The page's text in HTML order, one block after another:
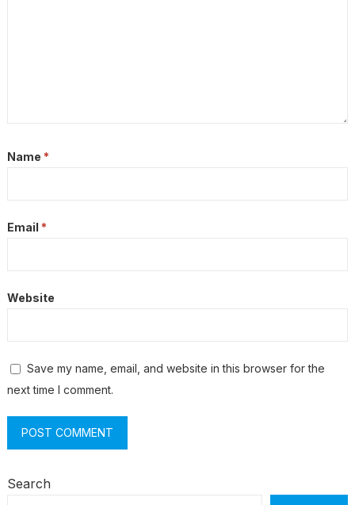
Name *
Email *
Website
Save my name, email, and website in this browser for the
next time I comment.
Search